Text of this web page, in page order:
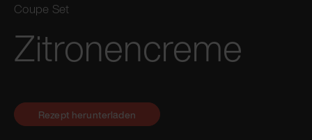
Coupe Set
Zitronencreme
Rezept herunterladen